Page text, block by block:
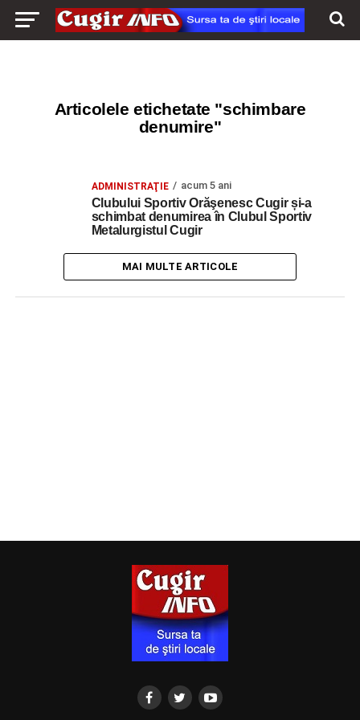
Articolele etichetate "schimbare
denumire"
ADMINISTRAŢIE acum 5 ani
Clubului Sportiv Orăşenesc Cugir și-a
schimbat denumirea în Clubul Sportiv
Metalurgistul Cugir
MAI MULTE ARTICOLE